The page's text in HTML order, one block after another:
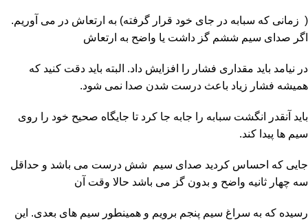
( زمانی که سبابه در جای خود قرار گرفته) به ارتعاش در می آوریم.
اگر صدای سیم ششم گز داشت یا واضح به ارتعاش
در نیامد باید مقداری فشار را افزایش داد. البته باید دقت کنید که
همیشه فشار زیاد باعث درست شدن صدا نمی شود.
باید آنقدر انگشت سبابه را جابه جا کرد تا جایگاه صحیح خود را روی
سیم ها پیدا کند.
جایی که احساس کردید صدای سیم شش درست می باشد و حداقل
سه چهار ثانیه واضح و بدون گز می باشد حالا وقت آن
رسیده که به سراغ سیم پنجم برویم و همینطور سیم های بعدی. این